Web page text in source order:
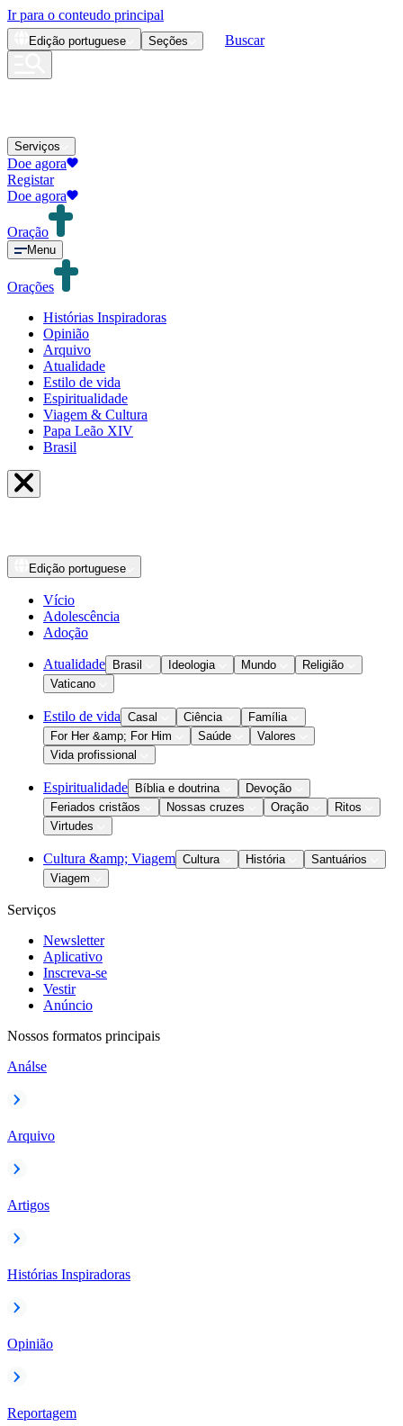
Ir para o conteudo principal
Edição portuguese Seções Buscar
Serviços
Doe agora
Registar
Doe agora
Oração
Menu
Orações
Histórias Inspiradoras
Opinião
Arquivo
Atualidade
Estilo de vida
Espiritualidade
Viagem & Cultura
Papa Leão XIV
Brasil
Edição portuguese
Vício
Adolescência
Adoção
Atualidade Brasil Ideologia Mundo
Religião
Vaticano
Estilo de vida Casal Ciência
Família
For Her &amp; For Him
Saúde
Valores
Vida profissional
Espiritualidade Bíblia e doutrina
Devoção
Feriados cristãos
Nossas cruzes Oração
Ritos
Virtudes
Cultura &amp; Viagem Cultura História
Santuários
Viagem
Serviços
Newsletter
Aplicativo
Inscreva-se
Vestir
Anúncio
Nossos formatos principais
Análse
Arquivo
Artigos
Histórias Inspiradoras
Opinião
Reportagem